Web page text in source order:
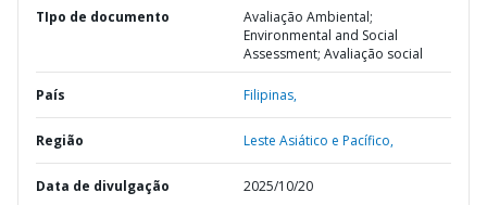
TIpo de documento
Avaliação Ambiental;
Environmental and Social
Assessment; Avaliação social
País Filipinas,
Região Leste Asiático e Pacífico,
Data de divulgação 2025/10/20